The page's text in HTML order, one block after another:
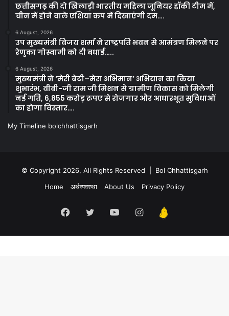
छत्तीसगढ़ की दो खिलाड़ी भारतीय महिला जूनियर हॉकी टीम में,
चीन में होने वाले एशिया कप में दिखाएंगी दम….
6 August, 2026
उप मुख्यमंत्री विजय शर्मा ने राष्ट्रपति भवन से आमंत्रण मिलने पर
रेणुका गोस्वामी को दी बधाई…..
6 August, 2026
मुख्यमंत्री ने ‘मेरी बेटी–मेरा अभिमान’ अभियान का किया
शुभारंभ, वीबी-जी राम जी मिशन से ग्रामीण विकास को मिलेगी
नई गति, 6,855 करोड़ रुपए से रोजगार और आधारभूत सुविधाओं
का होगा विस्तार….
My Timeline bolchhattisgarh
© Copyright 2026, All Rights Reserved | Bol Chhattisgarh
Home
अर्थव्यवस्था About Us Privacy Policy
Facebook
Twitter YouTubeInstagram